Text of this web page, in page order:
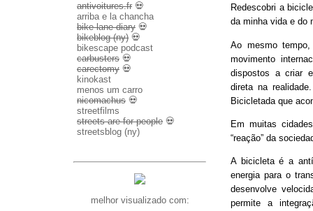
Redescobri a
da minha vida e do
Ao mesmo
movimento
dispostos a criar
direta na
Bicicletada que
Em muitas
“reação” da
A bicicleta é a
energia para o
desenvolve
permite a
antivoitures.fr 💀
arriba e la chancha
bike lane diary 💀
bikeblog (ny) 💀
bikescape podcast
carbusters 💀
carectomy 💀
kinokast
menos um carro
nicomachus 💀
streetfilms
streets are for people 💀
streetsblog (ny)
melhor visualizado com: